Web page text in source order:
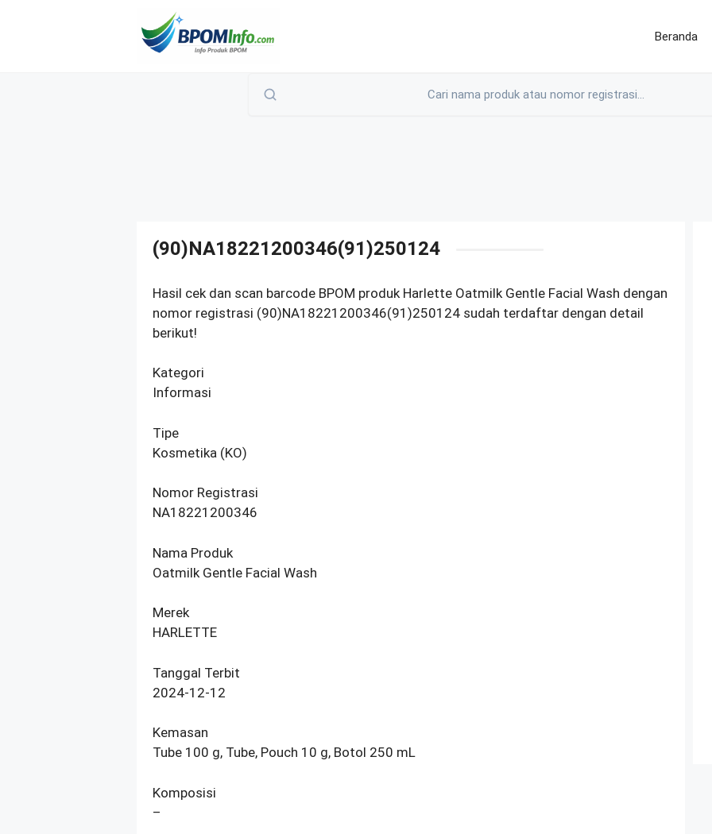
Beranda
(90)NA18221200346(91)250124
Hasil cek dan scan barcode BPOM produk Harlette Oatmilk Gentle Facial Wash dengan
nomor registrasi (90)NA18221200346(91)250124 sudah terdaftar dengan detail
berikut!
Kategori
Informasi
Tipe
Kosmetika (KO)
Nomor Registrasi
NA18221200346
Nama Produk
Oatmilk Gentle Facial Wash
Merek
HARLETTE
Tanggal Terbit
2024-12-12
Kemasan
Tube 100 g, Tube, Pouch 10 g, Botol 250 mL
Komposisi
–